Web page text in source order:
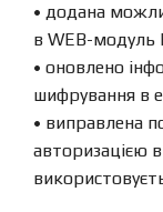
• додана
в WEB-модуль
• оновлено
шифрування в
• виправлена
авторизацією